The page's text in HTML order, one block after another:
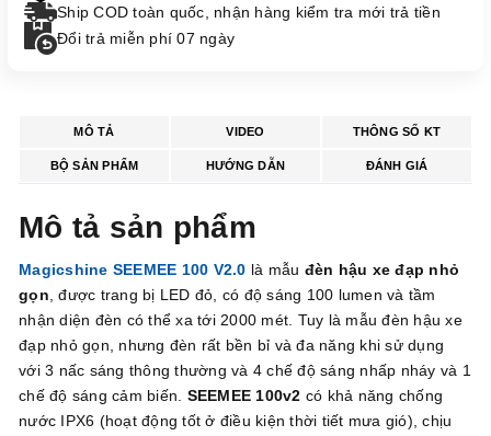
Ship COD toàn quốc, nhận hàng kiểm tra mới trả tiền
Đổi trả miễn phí 07 ngày
MÔ TẢ VIDEO THÔNG SỐ KT
BỘ SẢN PHẨM HƯỚNG DẪN ĐÁNH GIÁ
Mô tả sản phẩm
Magicshine SEEMEE 100 V2.0 là mẫu đèn hậu xe đạp nhỏ
gọn, được trang bị LED đỏ, có độ sáng 100 lumen và tầm
nhận diện đèn có thể xa tới 2000 mét. Tuy là mẫu đèn hậu xe
đạp nhỏ gọn, nhưng đèn rất bền bỉ và đa năng khi sử dụng
với 3 nấc sáng thông thường và 4 chế độ sáng nhấp nháy và 1
chế độ sáng cảm biến. SEEMEE 100v2 có khả năng chống
nước IPX6 (hoạt động tốt ở điều kiện thời tiết mưa gió), chịu